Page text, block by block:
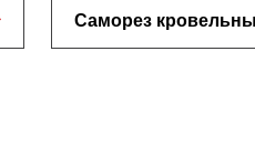
Саморез